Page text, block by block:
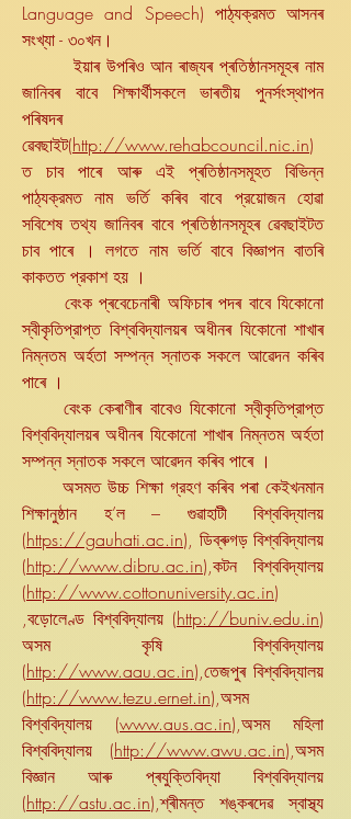
Language and Speech) পাঠ্যক্রমত আসনৰ
সংখ্যা - ৩০খন।
ইয়াৰ উপৰিও আন ৰাজ্যৰ প্ৰতিষ্ঠানসমূহৰ নাম
জানিবৰ বাবে শিক্ষাৰ্থীসকলে ভাৰতীয় পুনৰ্সংস্থাপন
পৰিষদৰ
ৱেবছাইট(http://www.rehabcouncil.nic.in)
ত চাব পাৰে আৰু এই প্ৰতিষ্ঠানসমূহত বিভিন্ন
পাঠ্যক্রমত নাম ভৰ্তি কৰিব বাবে প্রয়োজন হোৱা
সবিশেষ তথ্য জানিবৰ বাবে প্ৰতিষ্ঠানসমূহৰ ৱেবছাইটত
চাব পাৰে । লগতে নাম ভৰ্তি বাবে বিজ্ঞাপন বাতৰি
কাকতত প্রকাশ হয় ।
বেংক প্ৰবেচেনাৰী অফিচাৰ পদৰ বাবে যিকোনো
স্বীকৃতিপ্রাপ্ত বিশ্ববিদ্যালয়ৰ অধীনৰ যিকোনো শাখাৰ
নিম্নতম অৰ্হতা সম্পন্ন স্নাতক সকলে আৱেদন কৰিব
পাৰে ।
বেংক কেৰাণীৰ বাবেও যিকোনো স্বীকৃতিপ্রাপ্ত
বিশ্ববিদ্যালয়ৰ অধীনৰ যিকোনো শাখাৰ নিম্নতম অৰ্হতা
সম্পন্ন স্নাতক সকলে আৱেদন কৰিব পাৰে ।
অসমত উচ্চ শিক্ষা গ্রহণ কৰিব পৰা কেইখনমান
শিক্ষানুষ্ঠান হ’ল – গুৱাহাটী বিশ্ববিদ্যালয়
(https://gauhati.ac.in), ডিব্ৰুগড় বিশ্ববিদ্যালয়
(http://www.dibru.ac.in),কটন বিশ্ববিদ্যালয়
(http://www.cottonuniversity.ac.in)
,বড়োলেণ্ড বিশ্ববিদ্যালয় (http://buniv.edu.in)
অসম কৃষি বিশ্ববিদ্যালয়
(http://www.aau.ac.in),তেজপুৰ বিশ্ববিদ্যালয়
(http://www.tezu.ernet.in),অসম
বিশ্ববিদ্যালয় (www.aus.ac.in),অসম মহিলা
বিশ্ববিদ্যালয় (http://www.awu.ac.in),অসম
বিজ্ঞান আৰু প্ৰযুক্তিবিদ্যা বিশ্ববিদ্যালয়
(http://astu.ac.in),শ্ৰীমন্ত শঙ্কৰদেৱ স্বাস্থ্য